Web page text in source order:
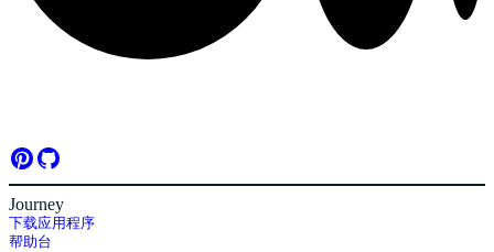
Journey
下载应用程序
帮助台